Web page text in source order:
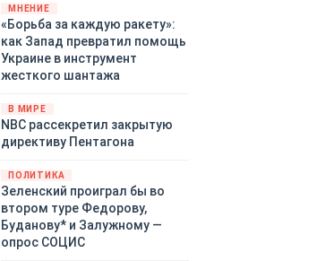
«страны 404» в следующем
году. Однако киевские
временщики не торопятся
заключать мир - ведь есть
поддержка в ЕС.
Британии и Германии, выборы
во Франции могут полностью
изменить геополитический
ландшафт в мире, пока
Зеленский ожидает выборов
в США.
МНЕНИЕ
«Борьба за каждую ракету»:
как Запад превратил помощь
Украине в инструмент
жесткого шантажа
В МИРЕ
NBC рассекретил закрытую
директиву Пентагона
ПОЛИТИКА
Зеленский проиграл бы во
втором туре Федорову,
Буданову* и Залужному —
опрос СОЦИС